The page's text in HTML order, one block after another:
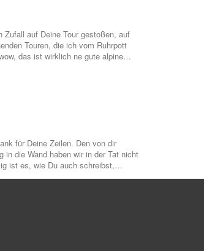
Zufall auf Deine Tour gestoßen, auf
Touren, die ich vom Ruhrpott
das ist wirklich ne gute alpine…
für Deine Zeilen. Den von dir
in die Wand haben wir in der Tat nicht
ist es, wie Du auch schreibst,…